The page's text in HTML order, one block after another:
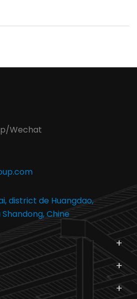
Wechat
district de Huangdao,
Chine